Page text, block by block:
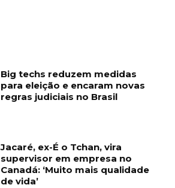
Big techs reduzem medidas
para eleição e encaram novas
regras judiciais no Brasil
Jacaré, ex-É o Tchan, vira
supervisor em empresa no
Canadá: ‘Muito mais qualidade
de vida’